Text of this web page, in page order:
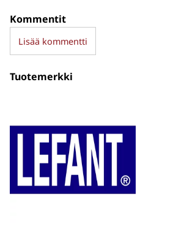
Kommentit
Lisää kommentti
Tuotemerkki